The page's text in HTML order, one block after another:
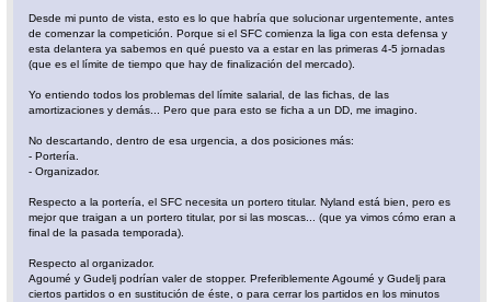
Desde mi punto de vista, esto es lo que habría que solucionar urgentemente, antes
de comenzar la competición. Porque si el SFC comienza la liga con esta defensa y
esta delantera ya sabemos en qué puesto va a estar en las primeras 4-5 jornadas
(que es el límite de tiempo que hay de finalización del mercado).
Yo entiendo todos los problemas del límite salarial, de las fichas, de las
amortizaciones y demás... Pero que para esto se ficha a un DD, me imagino.
No descartando, dentro de esa urgencia, a dos posiciones más:
- Portería.
- Organizador.
Respecto a la portería, el SFC necesita un portero titular. Nyland está bien, pero es
mejor que traigan a un portero titular, por si las moscas... (que ya vimos cómo eran a
final de la pasada temporada).
Respecto al organizador.
Agoumé y Gudelj podrían valer de stopper. Preferiblemente Agoumé y Gudelj para
ciertos partidos o en sustitución de éste, o para cerrar los partidos en los minutos